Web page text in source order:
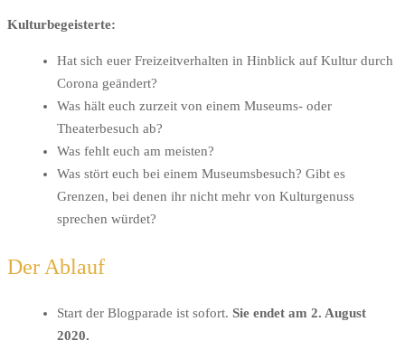
Kulturbegeisterte:
Hat sich euer Freizeitverhalten in Hinblick auf Kultur durch
Corona geändert?
Was hält euch zurzeit von einem Museums- oder
Theaterbesuch ab?
Was fehlt euch am meisten?
Was stört euch bei einem Museumsbesuch? Gibt es
Grenzen, bei denen ihr nicht mehr von Kulturgenuss
sprechen würdet?
Der Ablauf
Start der Blogparade ist sofort. Sie endet am 2. August
2020.